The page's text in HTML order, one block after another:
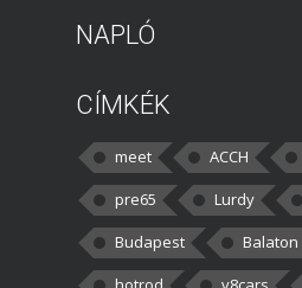
NAPLÓ
CÍMKÉK
meet ACCH
pre65
Lurdy
Budapest
Balaton